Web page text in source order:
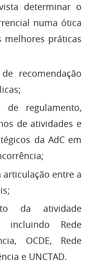
determinar o
numa ótica
melhores práticas
recomendação
de regulamento,
de atividades e
da AdC em
entre a
da atividade
incluindo Rede
OCDE, Rede
e UNCTAD.